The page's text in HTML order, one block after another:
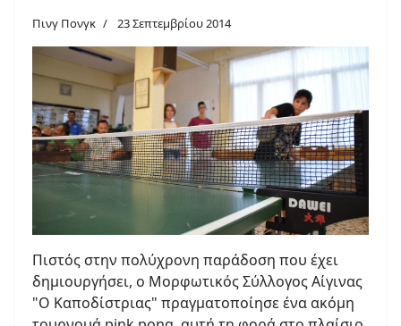
Πινγ Πονγκ 23 Σεπτεμβρίου 2014
Πιστός στην πολύχρονη παράδοση που έχει
δημιουργήσει, ο Μορφωτικός Σύλλογος Αίγινας
"Ο Καποδίστριας" πραγματοποίησε ένα ακόμη